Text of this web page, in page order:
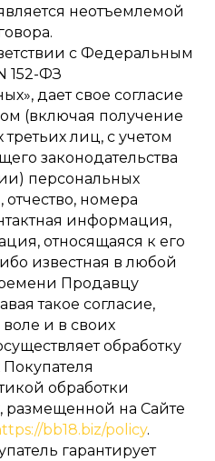
неотъемлемой
с Федеральным
152-ФЗ
дает свое согласие
(включая получение
лиц, с учетом
законодательства
персональных
номера
информация,
относящаяся к его
известная в любой
Продавцу
такое согласие,
и в своих
обработку
обработки
размещенной на Сайте
bb18.biz/policy.
гарантирует